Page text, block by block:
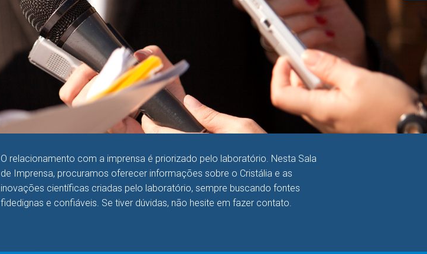
O relacionamento com a imprensa é priorizado pelo laboratório. Nesta Sala
de Imprensa, procuramos oferecer informações sobre o Cristália e as
inovações científicas criadas pelo laboratório, sempre buscando fontes
fidedignas e confiáveis. Se tiver dúvidas, não hesite em fazer contato.